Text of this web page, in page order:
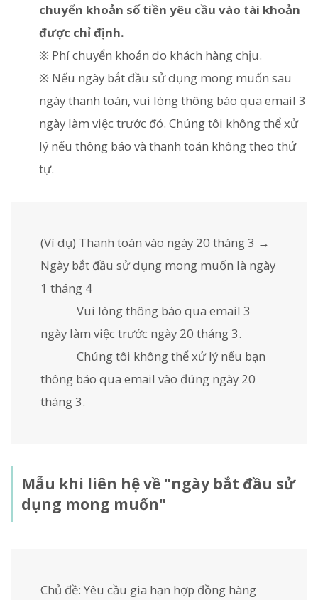
chuyển khoản số tiền yêu cầu vào tài khoản
được chỉ định.
※ Phí chuyển khoản do khách hàng chịu.
※ Nếu ngày bắt đầu sử dụng mong muốn sau
ngày thanh toán, vui lòng thông báo qua email 3
ngày làm việc trước đó. Chúng tôi không thể xử
lý nếu thông báo và thanh toán không theo thứ
tự.
(Ví dụ) Thanh toán vào ngày 20 tháng 3 →
Ngày bắt đầu sử dụng mong muốn là ngày
1 tháng 4
Vui lòng thông báo qua email 3
ngày làm việc trước ngày 20 tháng 3.
Chúng tôi không thể xử lý nếu bạn
thông báo qua email vào đúng ngày 20
tháng 3.
Mẫu khi liên hệ về "ngày bắt đầu sử
dụng mong muốn"
Chủ đề: Yêu cầu gia hạn hợp đồng hàng